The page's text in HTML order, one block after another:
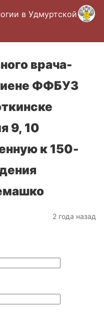
в Удмуртской
врача-
ФФБУЗ
9, 10
к 150-
2 года назад